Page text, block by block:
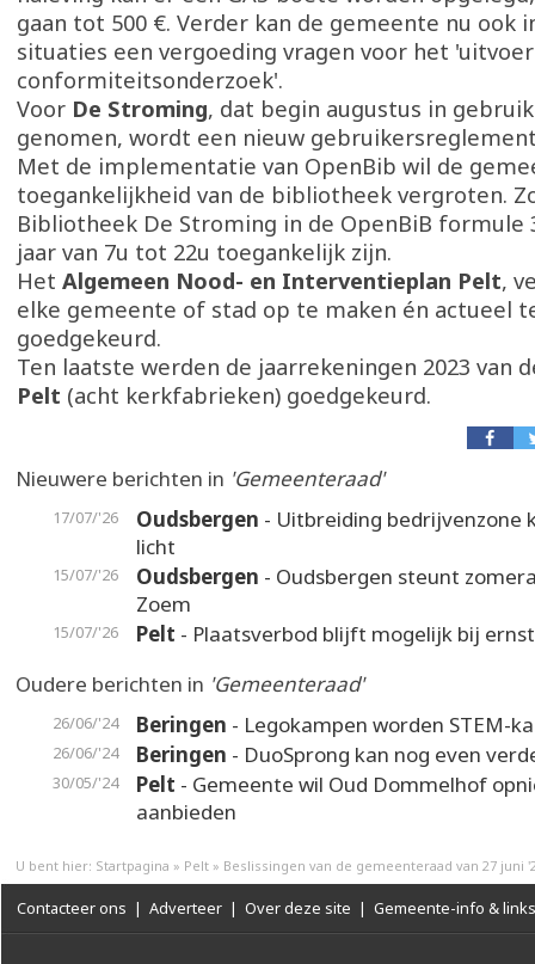
gaan tot 500 €. Verder kan de gemeente nu ook
situaties een vergoeding vragen voor het
conformiteitsonderzoek'.
Voor De Stroming, dat begin augustus in
genomen, wordt een nieuw
Met de implementatie van OpenBib wil de
toegankelijkheid van de bibliotheek vergroten.
Bibliotheek De Stroming in de OpenBiB formule
jaar van 7u tot 22u toegankelijk zijn.
Het Algemeen Nood- en Interventieplan Pelt,
elke gemeente of stad op te maken én actueel
goedgekeurd.
Ten laatste werden de jaarrekeningen 2023 van
Pelt (acht kerkfabrieken) goedgekeurd.
Nieuwere berichten in 'Gemeenteraad'
17/07/'26 Oudsbergen - Uitbreiding bedrijvenzone
licht
15/07/'26 Oudsbergen - Oudsbergen steunt
Zoem
15/07/'26 Pelt - Plaatsverbod blijft mogelijk bij
Oudere berichten in 'Gemeenteraad'
26/06/'24 Beringen - Legokampen worden STEM-
26/06/'24 Beringen - DuoSprong kan nog even
30/05/'24 Pelt - Gemeente wil Oud Dommelhof
aanbieden
U bent hier: Startpagina » Pelt » Beslissingen van de gemeenteraad van 27 juni
Contacteer ons | Adverteer | Over deze site | Gemeente-info & links